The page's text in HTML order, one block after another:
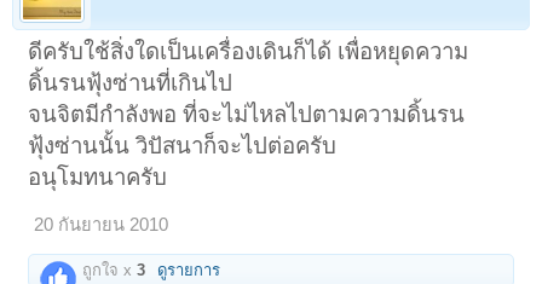
ดีครับใช้สิ่งใดเป็นเครื่องเดินก็ได้ เพื่อหยุดความ
ดิ้นรนฟุ้งซ่านที่เกินไป
จนจิตมีกำลังพอ ที่จะไม่ไหลไปตามความดิ้นรน
ฟุ้งซ่านนั้น วิปัสนาก็จะไปต่อครับ
อนุโมทนาครับ
20 กันยายน 2010
ถูกใจ x3 ดูรายการ